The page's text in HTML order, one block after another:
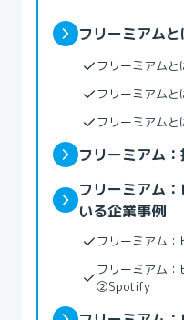
フリーミアムと
フリーミアム
フリーミアム
フリーミアム
フリーミアム
フリーミアム
いる企業事例
フリーミアム
フリーミアム
②Spotify